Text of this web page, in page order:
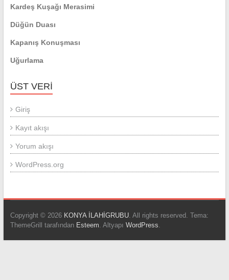
Kardeş Kuşağı Merasimi
Düğün Duası
Kapanış Konuşması
Uğurlama
ÜST VERI
Giriş
Kayıt akışı
Yorum akışı
WordPress.org
Copyright © 2026 KONYA İLAHİGRUBU. All rights reserved. Tema:
ThemeGrill tarafından Esteem. Altyapı WordPress.